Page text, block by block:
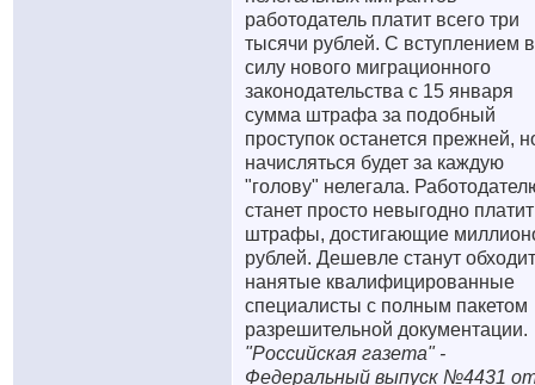
работодатель платит всего три
тысячи рублей. С вступлением в
силу нового миграционного
законодательства с 15 января
сумма штрафа за подобный
проступок останется прежней,
начисляться будет за каждую
"голову" нелегала.
станет просто невыгодно
штрафы, достигающие
рублей. Дешевле станут
нанятые квалифицированные
специалисты с полным пакетом
разрешительной документации.
"Российская газета" -
Федеральный выпуск №4431